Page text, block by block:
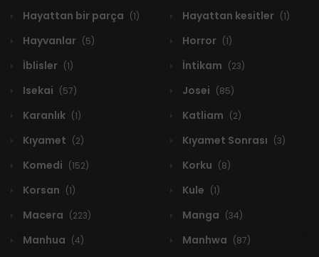
Hayattan bir parça (1) Hayattan kesitler (1)
Hayvanlar (5) Horror (1)
İblisler (1) İntikam (23)
Isekai (57) Josei (85)
Karanlık (1) Katliam (2)
Kıyamet (2) Kıyamet Sonrası (3)
Komedi (152) Korku (8)
Korsan (1) Kule (1)
Macera (223) Manga (34)
Manhua (4) Manhwa (87)